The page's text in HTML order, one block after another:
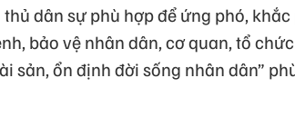
dân sự phù hợp để ứng phó,
bảo vệ nhân dân, cơ quan, tổ
sản, ổn định đời sống nhân dân”